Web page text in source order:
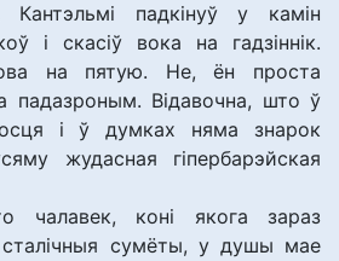
падкінуў у камін
і скасіў вока на гадзіннік.
на пятую. Не, ён проста
падазроным. Відавочна, што ў
і ў думках няма знарок
жудасная гіпербарэйская
чалавек, коні якога зараз
сталічныя сумёты, у душы мае